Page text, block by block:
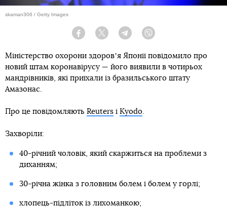
skaman306 / Getty Images
Facebook Twitter Telegram
Міністерство охорони здоровʼя Японії повідомило про
новий штам коронавірусу — його виявили в чотирьох
мандрівників, які приїхали із бразильського штату
Амазонас.
Про це повідомляють Reuters і Kyodo.
Захворіли:
40-річний чоловік, який скаржиться на проблеми з
диханням;
30-річна жінка з головним болем і болем у горлі;
хлопець-підліток із лихоманкою;